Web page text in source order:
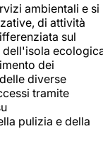
ambientali e si
di attività
sul
dei
diverse
tramite
pulizia e della